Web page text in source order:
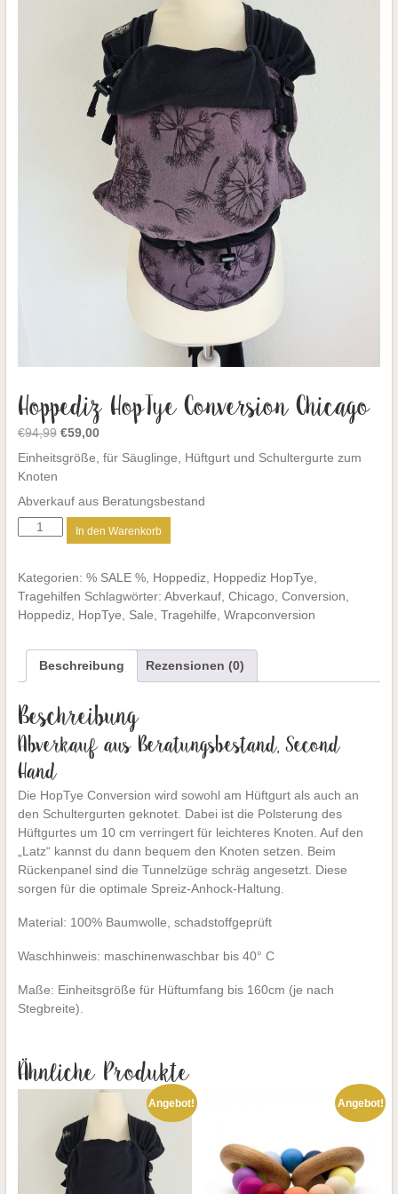
Hoppediz HopTye Conversion Chicago
€94,99 Ursprünglicher
Preis
war:
€59,00Aktueller
Preis
Einheitsgröße, für Säuglinge, Hüftgurt und Schultergurte zum
Knoten
Abverkauf aus Beratungsbestand
Hoppediz
Chicago
Menge
In den Warenkorb
Kategorien: % SALE %, Hoppediz Hoppediz HopTye
Tragehilfen Schlagwörter: Abverkauf, Chicago, Conversion
Hoppediz
HopTye Sale Tragehilfe Wrapconversion
Beschreibung Rezensionen (0)
Beschreibung
Abverkauf aus Beratungsbestand, Second
Hand
Die HopTye Conversion wird sowohl am Hüftgurt als auch an
den Schultergurten geknotet. Dabei ist die Polsterung des
Hüftgurtes um 10 cm verringert für leichteres Knoten. Auf den
„Latz“ kannst du dann bequem den Knoten setzen. Beim
Rückenpanel sind die Tunnelzüge schräg angesetzt. Diese
sorgen für die optimale Spreiz-Anhock-Haltung.
Material: 100% Baumwolle, schadstoffgeprüft
Waschhinweis: maschinenwaschbar bis 40° C
Maße: Einheitsgröße für Hüftumfang bis 160cm (je nach
Stegbreite).
Ähnliche Produkte
Angebot! Angebot!